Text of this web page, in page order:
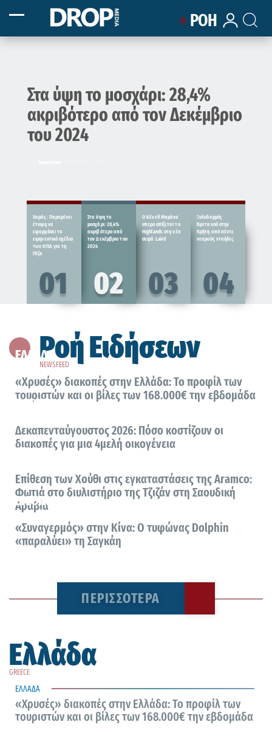
ΡΟΗ
Στα ύψη το μοσχάρι: 28,4%
ακριβότερο από τον Δεκέμβριο
του 2024
01
Χαμάς: Παραμένει
έτοιμη να
εφαρμόσει το
ειρηνευτικό σχέδιο
των ΗΠΑ για τη
Γάζα
02
Στα ύψη το
μοσχάρι: 28,4%
ακριβότερο από
τον Δεκέμβριο του
2024
03
Ο Κένεθ Μπράνα
υπερασπίζεται τα
Highlands στη νέα
σειρά Laird
04
Ξυλοδαρμός
Βρετανού στην
Κρήτη από πέντε
νεαρούς νταήδες
Ροή Ειδήσεων
NEWSFEED
ΕΛΛΑΔΑ
«Χρυσές» διακοπές στην Ελλάδα: Το προφίλ των
τουριστών και οι βίλες των 168.000€ την εβδομάδα
ΟΙΚΟΝΟΜΙΑ
Δεκαπενταύγουστος 2026: Πόσο κοστίζουν οι
διακοπές για μια 4μελή οικογένεια
ΔΙΕΘΝΗ
Επίθεση των Χούθι στις εγκαταστάσεις της Aramco:
Φωτιά στο διυλιστήριο της Τζιζάν στη Σαουδική
Αραβία
ΔΙΕΘΝΗ
«Συναγερμός» στην Κίνα: Ο τυφώνας Dolphin
«παραλύει» τη Σαγκάη
ΠΕΡΙΣΣΟΤΕΡΑ
Ελλάδα
GREECE
ΕΛΛΑΔΑ
«Χρυσές» διακοπές στην Ελλάδα: Το προφίλ των
τουριστών και οι βίλες των 168.000€ την εβδομάδα
9 Αυγούστου 2026